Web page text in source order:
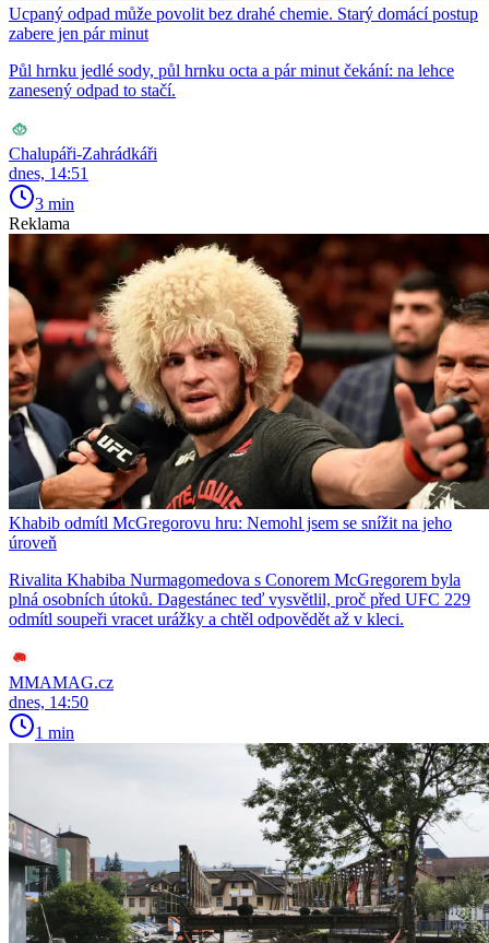
Ucpaný odpad může povolit bez drahé chemie. Starý domácí postup
zabere jen pár minut
Půl hrnku jedlé sody, půl hrnku octa a pár minut čekání: na lehce
zanesený odpad to stačí.
Chalupáři-Zahrádkáři
dnes, 14:51
3 min
Reklama
Khabib odmítl McGregorovu hru: Nemohl jsem se snížit na jeho
úroveň
Rivalita Khabiba Nurmagomedova s Conorem McGregorem byla
plná osobních útoků. Dagestánec teď vysvětlil, proč před UFC 229
odmítl soupeři vracet urážky a chtěl odpovědět až v kleci.
MMAMAG.cz
dnes, 14:50
1 min